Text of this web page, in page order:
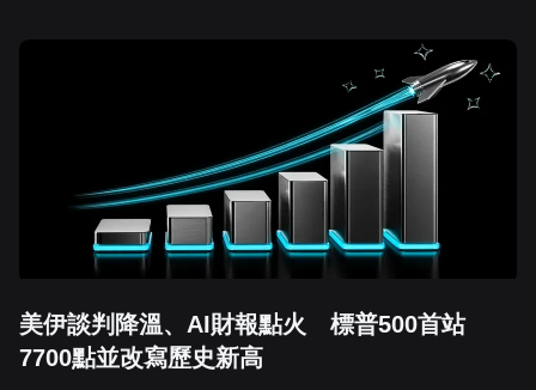
美伊談判降溫、AI財報點火 標普500首站
7700點並改寫歷史新高